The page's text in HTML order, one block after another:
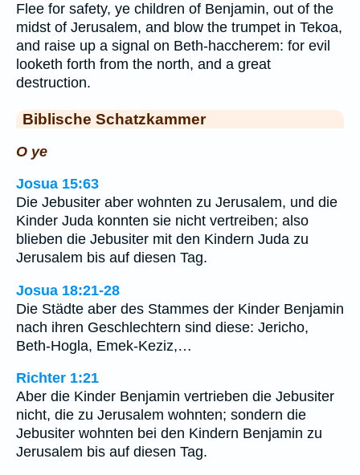
Flee for safety, ye children of Benjamin, out of the
midst of Jerusalem, and blow the trumpet in Tekoa,
and raise up a signal on Beth-haccherem: for evil
looketh forth from the north, and a great
destruction.
Biblische Schatzkammer
O ye
Josua 15:63
Die Jebusiter aber wohnten zu Jerusalem, und die
Kinder Juda konnten sie nicht vertreiben; also
blieben die Jebusiter mit den Kindern Juda zu
Jerusalem bis auf diesen Tag.
Josua 18:21-28
Die Städte aber des Stammes der Kinder Benjamin
nach ihren Geschlechtern sind diese: Jericho,
Beth-Hogla, Emek-Keziz,…
Richter 1:21
Aber die Kinder Benjamin vertrieben die Jebusiter
nicht, die zu Jerusalem wohnten; sondern die
Jebusiter wohnten bei den Kindern Benjamin zu
Jerusalem bis auf diesen Tag.